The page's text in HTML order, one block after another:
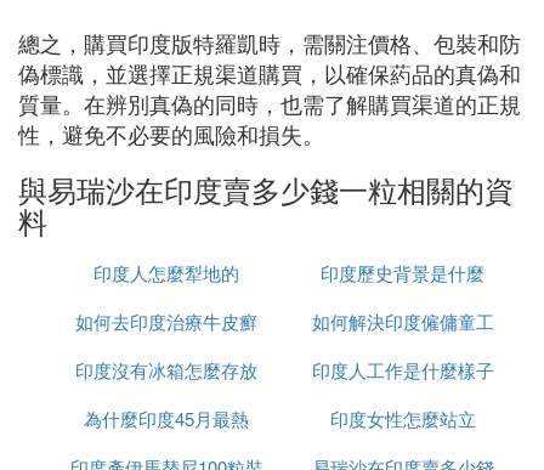
總之，購買印度版特羅凱時，需關注價格、包裝和防
偽標識，並選擇正規渠道購買，以確保葯品的真偽和
質量。在辨別真偽的同時，也需了解購買渠道的正規
性，避免不必要的風險和損失。
與易瑞沙在印度賣多少錢一粒相關的資
料
印度人怎麼犁地的
印度歷史背景是什麼
如何去印度治療牛皮癬
如何解決印度僱傭童工
的問題
印度沒有冰箱怎麼存放
食物
印度人工作是什麼樣子
為什麼印度45月最熱
印度女性怎麼站立